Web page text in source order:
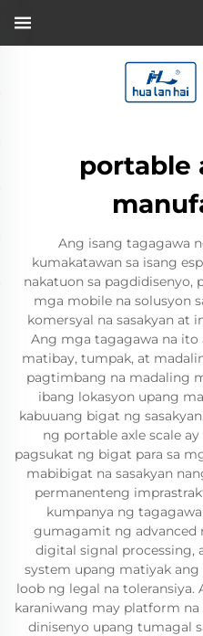
portable
Ang isang tagagawa
kumakatawan sa isang
nakatuon sa pagdidisenyo,
mga mobile na solusyon
komersyal na sasakyan at
Ang mga tagagawa na ito
matibay, tumpak, at
pagtimbang na madaling
ibang lokasyon upang
kabuuang bigat ng
ng portable axle scale
pagsukat ng bigat para sa
mabibigat na sasakyan
permanenteng
kumpanya ng
gumagamit ng advanced
digital signal processing,
system upang matiyak
loob ng legal na
karaniwang may platform
dinisenyo upang tumagal